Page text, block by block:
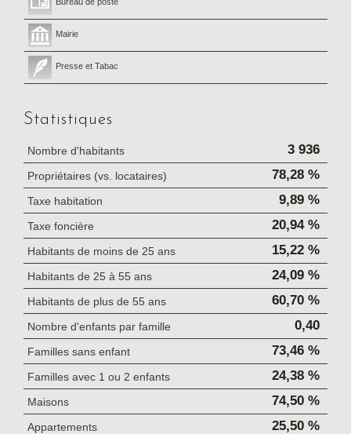
Mairie
Presse et Tabac
Statistiques
Nombre d'habitants 3 936
Propriétaires (vs. locataires) 78,28 %
Taxe habitation 9,89 %
Taxe foncière 20,94 %
Habitants de moins de 25 ans 15,22 %
Habitants de 25 à 55 ans 24,09 %
Habitants de plus de 55 ans 60,70 %
Nombre d'enfants par famille 0,40
Familles sans enfant 73,46 %
Familles avec 1 ou 2 enfants 24,38 %
Maisons 74,50 %
Appartements 25,50 %